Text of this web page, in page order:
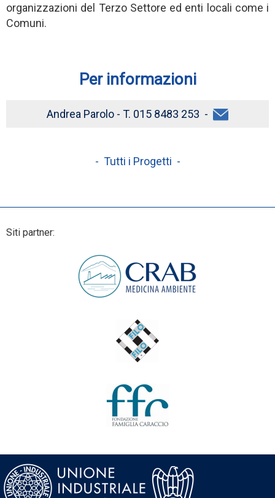
organizzazioni del Terzo Settore ed enti locali come i
Comuni.
Per informazioni
Andrea Parolo - T. 015 8483 253 -
- Tutti i Progetti -
Siti partner: